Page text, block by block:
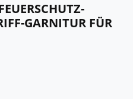
GARNITUR FÜR